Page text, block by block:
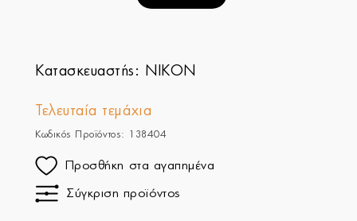
Κατασκευαστής: NIKON
Τελευταία τεμάχια
Κωδικός Προϊόντος: 138404
Προσθήκη στα αγαπημένα
Σύγκριση προϊόντος